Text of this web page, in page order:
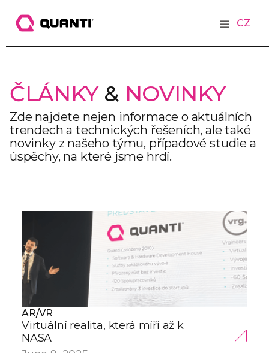
CZ
ČLÁNKY& NOVINKY
Zde najdete nejen informace o aktuálních
trendech a technických řešeních, ale také
novinky z našeho týmu, případové studie a
úspěchy, na které jsme hrdí.
AR/VR
Virtuální realita, která míří až k
NASA